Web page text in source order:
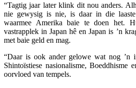
“Tagtig jaar later klink dit nou anders.
nie gewysig is nie, is daar in die
waarmee Amerika baie te doen het.
vastrapplek in Japan hê en Japan is ’n
met baie geld en mag.
“Daar is ook ander gelowe wat nog ’n
Shintoïstiese nasionalisme, Boeddhisme
oorvloed van tempels.